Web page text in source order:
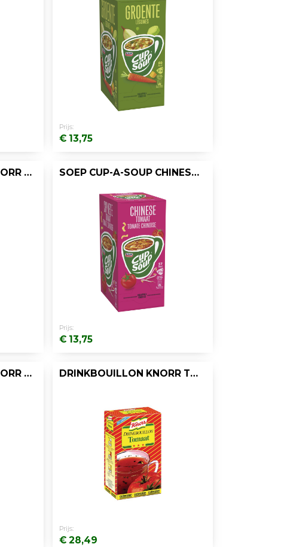
Prijs:
€ 13,75
SOEP CUP-A-SOUP KNORR FRANSE UI/DOOS 21 SOEP CUP-A-SOUP CHINESE TOMAAT/DOOS 21
Prijs:
€ 13,75
SOEP CUP-A-SOUP KNORR ASPERGE/DOOS 21 DRINKBOUILLON KNORR TOMAAT/PK 80
Prijs:
€ 28,49